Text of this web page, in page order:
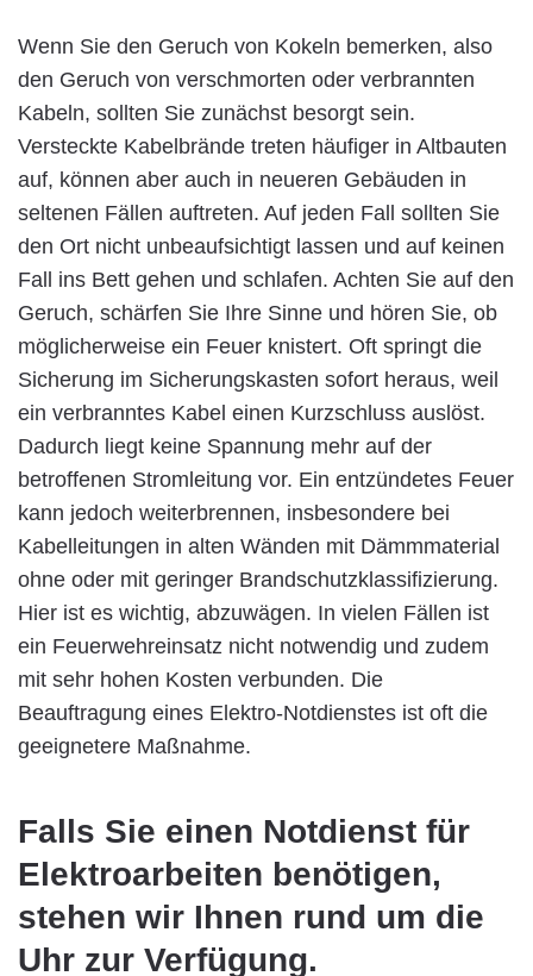
Wenn Sie den Geruch von Kokeln bemerken, also
den Geruch von verschmorten oder verbrannten
Kabeln, sollten Sie zunächst besorgt sein.
Versteckte Kabelbrände treten häufiger in Altbauten
auf, können aber auch in neueren Gebäuden in
seltenen Fällen auftreten. Auf jeden Fall sollten Sie
den Ort nicht unbeaufsichtigt lassen und auf keinen
Fall ins Bett gehen und schlafen. Achten Sie auf den
Geruch, schärfen Sie Ihre Sinne und hören Sie, ob
möglicherweise ein Feuer knistert. Oft springt die
Sicherung im Sicherungskasten sofort heraus, weil
ein verbranntes Kabel einen Kurzschluss auslöst.
Dadurch liegt keine Spannung mehr auf der
betroffenen Stromleitung vor. Ein entzündetes Feuer
kann jedoch weiterbrennen, insbesondere bei
Kabelleitungen in alten Wänden mit Dämmmaterial
ohne oder mit geringer Brandschutzklassifizierung.
Hier ist es wichtig, abzuwägen. In vielen Fällen ist
ein Feuerwehreinsatz nicht notwendig und zudem
mit sehr hohen Kosten verbunden. Die
Beauftragung eines Elektro-Notdienstes ist oft die
geeignetere Maßnahme.
Falls Sie einen Notdienst für
Elektroarbeiten benötigen,
stehen wir Ihnen rund um die
Uhr zur Verfügung.